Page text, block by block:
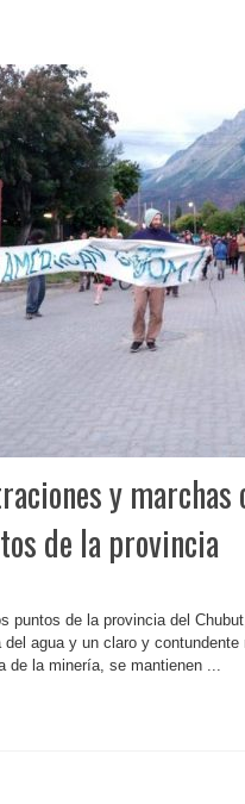
y
de la provincia
puntos de la provincia del
agua y un claro y
de la minería, se mantienen ...